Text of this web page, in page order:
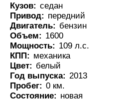
Кузов: седан
Привод: передний
Двигатель: бензин
Объем: 1600
Мощность: 109 л.с.
КПП: механика
Цвет: белый
Год выпуска: 2013
Пробег: 0 км.
Состояние: новая